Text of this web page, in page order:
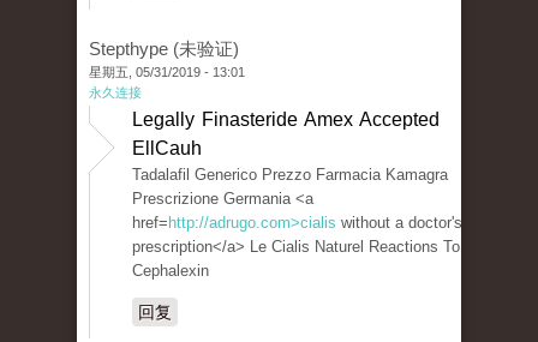
Stepthype (未验证)
星期五, 05/31/2019 - 13:01
永久连接
Legally Finasteride Amex Accepted
EllCauh
Tadalafil Generico Prezzo Farmacia Kamagra
Prescrizione Germania <a
href= http://adrugo.com>cialis without a doctor's
prescription</a> Le Cialis Naturel Reactions To
Cephalexin
回复